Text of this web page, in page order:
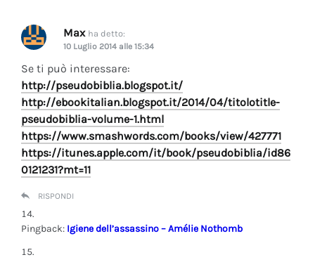
Max ha detto:
10 Luglio 2014 alle 15:34
Se ti può interessare:
http://pseudobiblia.blogspot.it/
http://ebookitalian.blogspot.it/2014/04/titolotitle-
pseudobiblia-volume-1.html
https://www.smashwords.com/books/view/427771
https://itunes.apple.com/it/book/pseudobiblia/id86
0121231?mt=11
RISPONDI
Pingback: Igiene dell’assassino – Amélie Nothomb